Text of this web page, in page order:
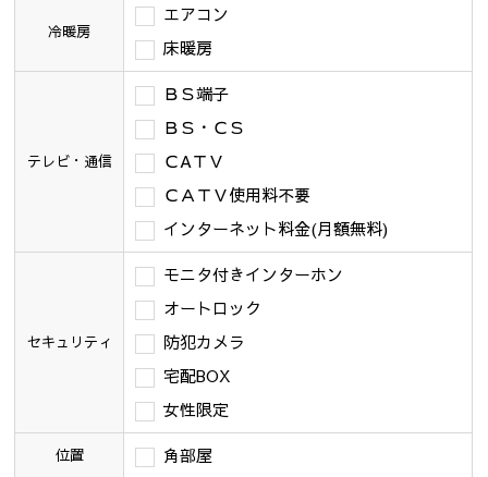
冷暖房
エアコン
床暖房
テレビ・通信
ＢＳ端子
ＢＳ・ＣＳ
ＣAＴＶ
ＣＡＴＶ使用料不要
インターネット料金(月額無料)
セキュリティ
モニタ付きインターホン
オートロック
防犯カメラ
宅配BOX
女性限定
位置 角部屋